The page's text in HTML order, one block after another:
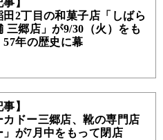
田2丁目の和菓子店「しばら
三郷店」が9/30（火）をも
57年の歴史に幕
】
カドー三郷店、靴の専門店
」が7月中をもって閉店